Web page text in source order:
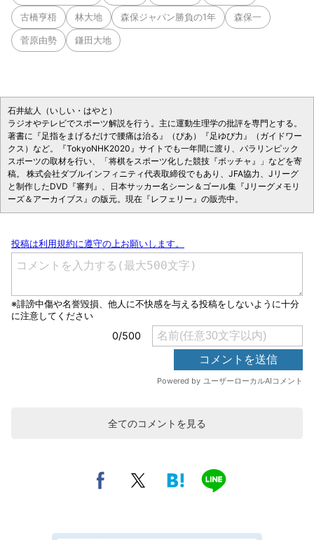
古橋亨梧 林大地 森保ジャパン勝負の1年 森保一
菅原由勢 鎌田大地
石井紘人（いしい・はやと）
ラジオやテレビでスポーツ解説を行う。主に運動生理学の批評を専門とする。
著書に『足指をまげるだけで腰痛は治る』（ぴあ）『足ゆび力』（ガイドワー
クス）など。『TokyoNHK2020』サイトでも一年間に渡り、パラリンピック
スポーツの取材を行い、「将棋をスポーツ化した競技『ボッチャ』」などを寄
稿。 株式会社ダブルインフィニティ代表取締役でもあり、JFA協力、Jリーグ
と制作したDVD『審判』、日本サッカー名シーン＆ゴール集『Jリーグメモリ
ーズ＆アーカイブス』の版元。現在『レフェリー』の販売中。
全てのコメントを見る